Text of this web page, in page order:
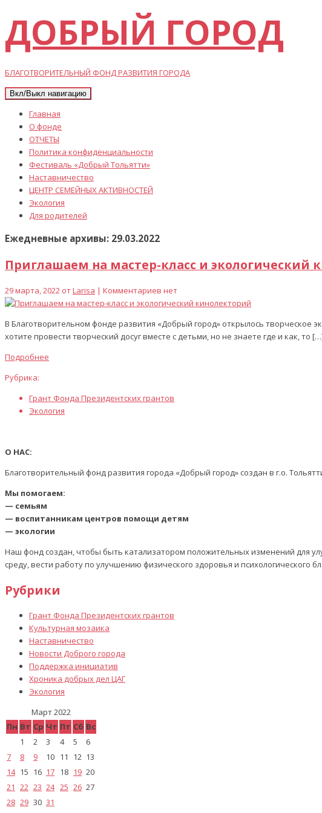
ДОБРЫЙ ГОРОД
БЛАГОТВОРИТЕЛЬНЫЙ ФОНД РАЗВИТИЯ ГОРОДА
Вкл/Выкл навигацию
Главная
О фонде
ОТЧЕТЫ
Политика конфиденциальности
Фестиваль «Добрый Тольятти»
Наставничество
ЦЕНТР СЕМЕЙНЫХ АКТИВНОСТЕЙ
Экология
Для родителей
Ежедневные архивы: 29.03.2022
Приглашаем на мастер-класс и экологический
29 марта, 2022 отLarisa | Комментариев нет
В Благотворительном фонде развития «Добрый город» открылось творческое
хотите провести творческий досуг вместе с детьми, но не знаете где и как, то
Подробнее
Рубрика:
Грант Фонда Президентских грантов
Экология
О НАС:
Благотворительный фонд развития города «Добрый город» создан в г.о.
Мы помогаем:
— семьям
— воспитанникам центров помощи детям
— экологии
Наш фонд создан, чтобы быть катализатором положительных изменений для
среду, вести работу по улучшению физического здоровья и психологического
Рубрики
Грант Фонда Президентских грантов
Культурная мозаика
Наставничество
Новости Доброго города
Поддержка инициатив
Хроника добрых дел ЦАГ
Экология
Март 2022
Пн Вт Ср Чт Пт Сб Вс
1
2 3 4 5
6
7
8 9 10 11 12 13
14 15 16 17 18 19 20
21 22 23 24 25 26 27
28 29 30 31